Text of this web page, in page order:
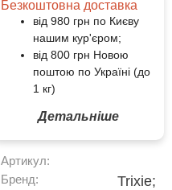
Безкоштовна доставка
від 980 грн по Києву
нашим кур'єром;
від 800 грн Новою
поштою по Україні (до
1 кг)
Детальніше
Артикул:
Бренд:
Trixie;